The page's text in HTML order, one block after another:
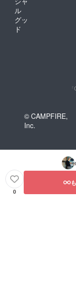
ル
グッ
ド
© CAMPFIRE,
Inc.
0